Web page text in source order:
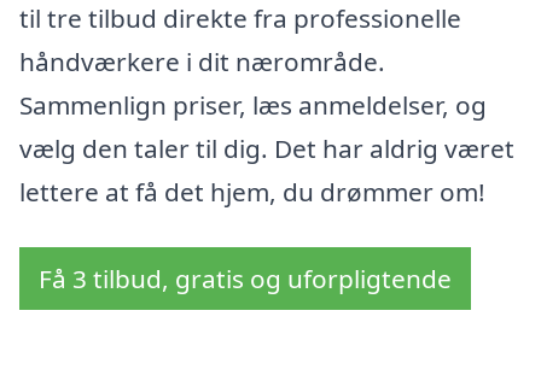
til tre tilbud direkte fra professionelle
håndværkere i dit nærområde.
Sammenlign priser, læs anmeldelser, og
vælg den taler til dig. Det har aldrig været
lettere at få det hjem, du drømmer om!
Få 3 tilbud, gratis og uforpligtende